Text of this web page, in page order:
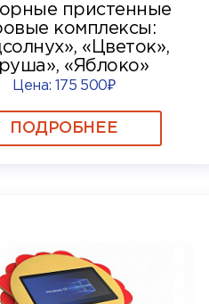
пристенные
комплексы:
«Цветок»,
«Яблоко»
Цена: 175 500₽
ПОДРОБНЕЕ